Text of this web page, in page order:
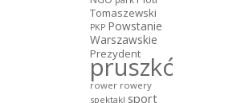
Tomaszewski
PKP Powstanie
Warszawskie
Prezydent
pruszków
rower rowery
spektakl sport